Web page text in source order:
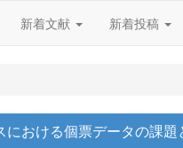
新着文献 新着投稿
おける個票データの課題